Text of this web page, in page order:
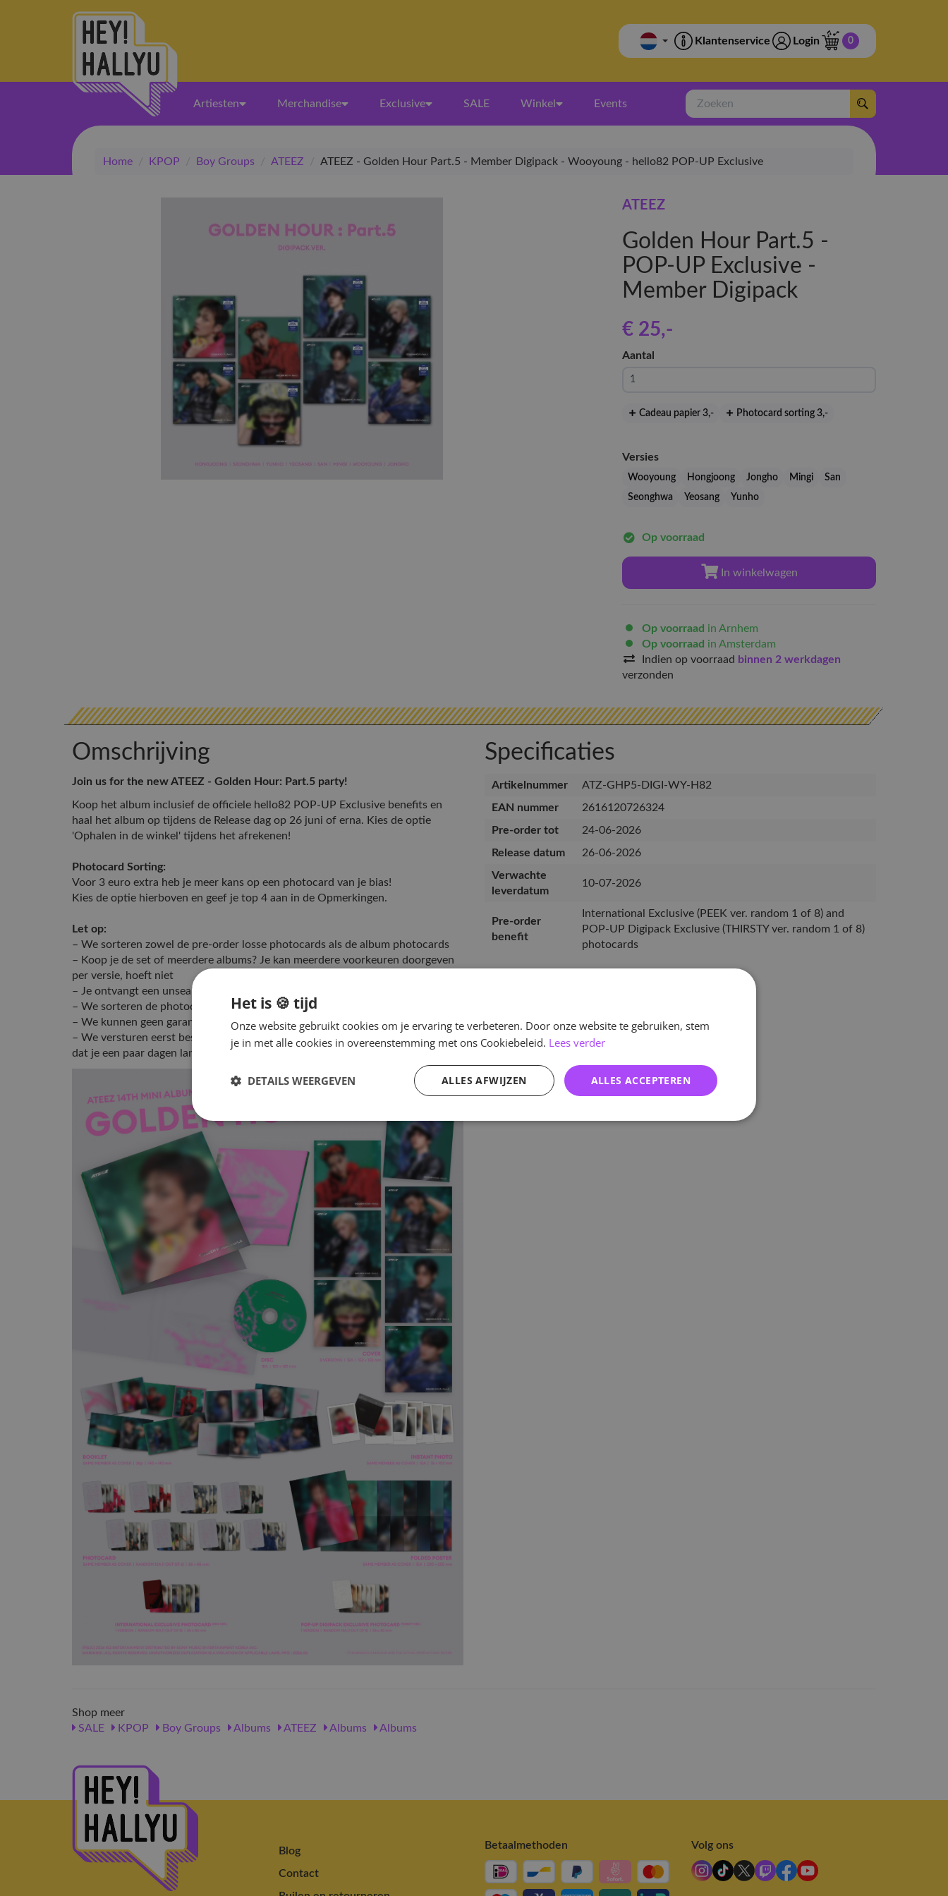
Klantenservice Login 0
Artiesten Merchandise Exclusive SALE Winkel Events
Zoeken
Home / KPOP / Boy Groups / ATEEZ / ATEEZ - Golden Hour Part.5 - Member Digipack - Wooyoung - hello82 POP-UP Exclusive
ATEEZ
Golden Hour Part.5 -
POP-UP Exclusive -
Member Digipack
€ 25,-
Aantal
Cadeau papier 3,- Photocard sorting 3,-
Versies
Wooyoung Hongjoong Jongho Mingi
San
Seonghwa
Yeosang Yunho
Op voorraad
In winkelwagen
Op voorraad in Arnhem
Op voorraad in Amsterdam
Indien op voorraad binnen 2 werkdagen
verzonden
Omschrijving
Join us for the new ATEEZ - Golden Hour: Part.5 party!
Koop het album inclusief de officiele hello82 POP-UP Exclusive benefits en
haal het album op tijdens de Release dag op 26 juni of erna. Kies de optie
'Ophalen in de winkel' tijdens het afrekenen!
Photocard Sorting:
Voor 3 euro extra heb je meer kans op een photocard van je bias!
Kies de optie hierboven en geef je top 4 aan in de Opmerkingen.
Let op:
– We sorteren zowel de pre-order losse photocards als de album photocards
– Koop je de set of meerdere albums? Je kan meerdere voorkeuren doorgeven
per versie, hoeft niet
– Je ontvangt een unsealed album
– We sorteren de photocards first come, first serve
– We kunnen geen garantie geven dat we je favoriete member sturen
– We versturen eerst bestellingen zonder photocard sorting – het kan dus zijn
dat je een paar dagen langer moet wachten op je album
Specificaties
Artikelnummer
ATZ-GHP5-DIGI-WY-H82
EAN nummer
2616120726324
Pre-order tot
24-06-2026
Release datum
26-06-2026
Verwachte
leverdatum
10-07-2026
Pre-order
benefit
International Exclusive (PEEK ver. random 1 of 8) and
POP-UP Digipack Exclusive (THIRSTY ver. random 1 of 8)
photocards
Shop meer
SALE
KPOP Boy Groups Albums ATEEZ Albums Albums
Blog
Contact
Betaalmethoden Volg ons
Het is 🍪 tijd
Onze website gebruikt cookies om je ervaring te verbeteren. Door onze website te gebruiken, stem
je in met alle cookies in overeenstemming met ons Cookiebeleid. Lees verder
ALLES ACCEPTEREN
ALLES AFWIJZEN
DETAILS WEERGEVEN